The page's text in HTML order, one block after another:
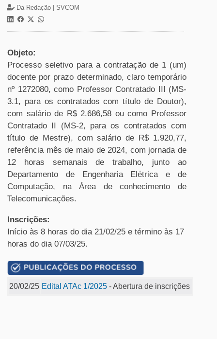
Da Redação | SVCOM
Objeto:
Processo seletivo para a contratação de 1 (um)
docente por prazo determinado, claro temporário
nº 1272080, como Professor Contratado III (MS-
3.1, para os contratados com título de Doutor),
com salário de R$ 2.686,58 ou como Professor
Contratado II (MS-2, para os contratados com
título de Mestre), com salário de R$ 1.920,77,
referência mês de maio de 2024, com jornada de
12 horas semanais de trabalho, junto ao
Departamento de Engenharia Elétrica e de
Computação, na Área de conhecimento de
Telecomunicações.
Inscrições:
Início às 8 horas do dia 21/02/25 e término às 17
horas do dia 07/03/25.
20/02/25 Edital ATAc 1/2025 - Abertura de inscrições